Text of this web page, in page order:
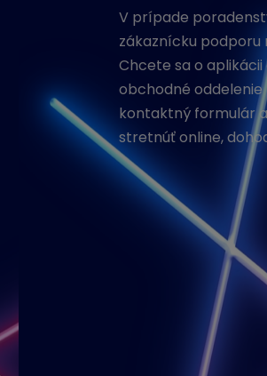
V prípade
zákaznícku podporu
Chcete sa o
obchodné oddelenie
kontaktný formulár
stretnúť online,